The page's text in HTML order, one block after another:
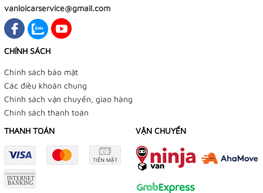
vanloicarservice@gmail.com
CHÍNH SÁCH
Chính sách bảo mật
Các điều khoản chung
Chính sách vận chuyển, giao hàng
Chính sách thanh toán
THANH TOÁN
VẬN CHUYỂN